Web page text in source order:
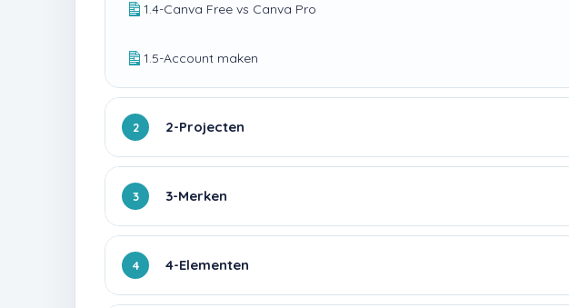
1.4-Canva Free vs Canva Pro
1.5-Account maken
2 2-Projecten
3 3-Merken
4 4-Elementen